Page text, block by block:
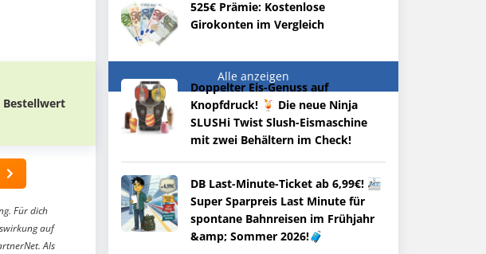
Bestellwert
Für dich
auf
Als
525€ Prämie: Kostenlose
Girokonten im Vergleich
Alle anzeigen
Doppelter Eis-Genuss auf
Knopfdruck! 🍹 Die neue Ninja
SLUSHi Twist Slush-Eismaschine
mit zwei Behältern im Check!
DB Last-Minute-Ticket ab 6,99€! 🚈
Super Sparpreis Last Minute für
spontane Bahnreisen im Frühjahr
&amp; Sommer 2026!🧳